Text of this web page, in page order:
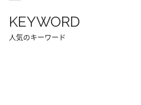
KEYWORD
人気のキーワード